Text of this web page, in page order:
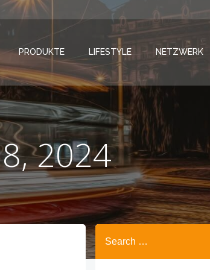
PRODUKTE LIFESTYLE NETZWERK
2024
Search
for: